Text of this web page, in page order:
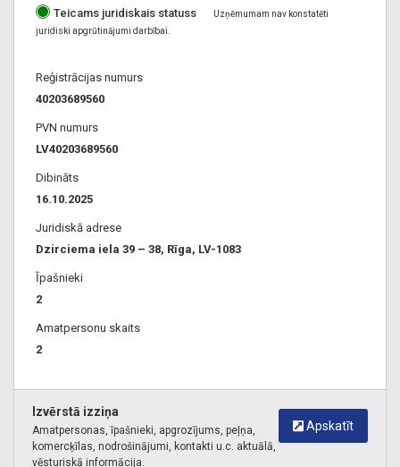
Teicams juridiskais statuss
Uzņēmumam nav konstatēti
juridiski apgrūtinājumi darbībai.
Reģistrācijas numurs
40203689560
PVN numurs
LV40203689560
Dibināts
16.10.2025
Juridiskā adrese
Dzirciema iela 39 – 38, Rīga, LV-1083
Īpašnieki
2
Amatpersonu skaits
2
Apskatīt
Izvērstā izziņa
Amatpersonas, īpašnieki, apgrozījums, peļņa,
komercķīlas, nodrošinājumi, kontakti u.c. aktuālā,
vēsturiskā informācija.